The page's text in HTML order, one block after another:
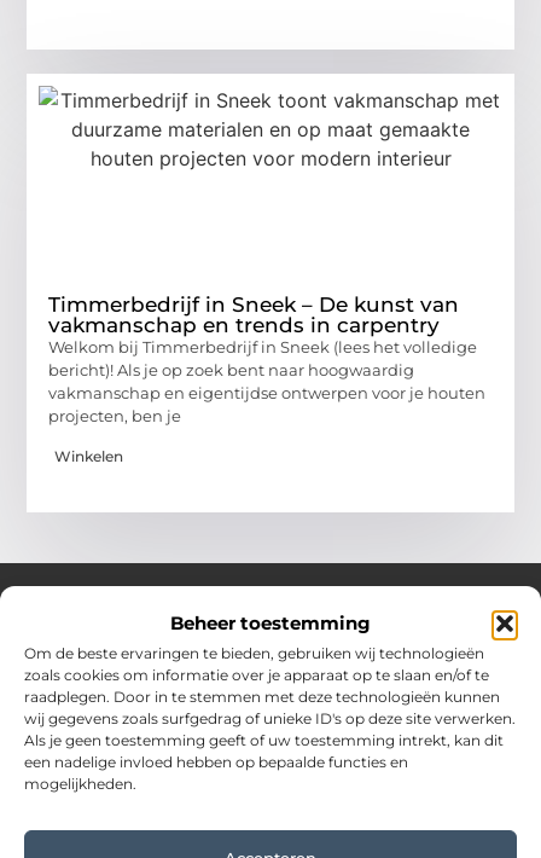
Beheer toestemming
Om de beste ervaringen te bieden, gebruiken wij technologieën
zoals cookies om informatie over je apparaat op te slaan en/of te
raadplegen. Door in te stemmen met deze technologieën kunnen
wij gegevens zoals surfgedrag of unieke ID's op deze site verwerken.
Als je geen toestemming geeft of uw toestemming intrekt, kan dit
een nadelige invloed hebben op bepaalde functies en
mogelijkheden.
Timmerbedrijf in Sneek – De kunst van
vakmanschap en trends in carpentry
Welkom bij Timmerbedrijf in Sneek (lees het volledige
bericht)! Als je op zoek bent naar hoogwaardig
vakmanschap en eigentijdse ontwerpen voor je houten
projecten, ben je
Winkelen
Over Hostingplaneet
Jouw bron voor inspiratie en praktische tips voor het
dagelijks leven.
Verken een uitgebreide collectie blogs en artikelen boordevol
waardevolle adviezen en verrassende inzichten om elke dag
optimaal te benutten.